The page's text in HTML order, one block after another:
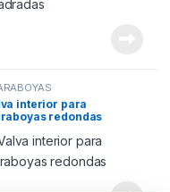
interior para
redondas